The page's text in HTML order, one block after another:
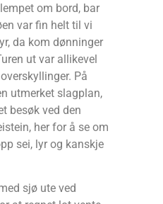
om bord, bar
var fin helt til vi
da kom dønninger
ut var allikevel
På
utmerket slagplan,
besøk ved den
her for å se om
sei, lyr og kanskje
sjø ute ved